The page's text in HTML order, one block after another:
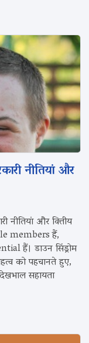
नीतियां और
नीतियां और वित्तीय
members हैं,
हैं। डाउन सिंड्रोम
को पहचानते हुए,
सहायता